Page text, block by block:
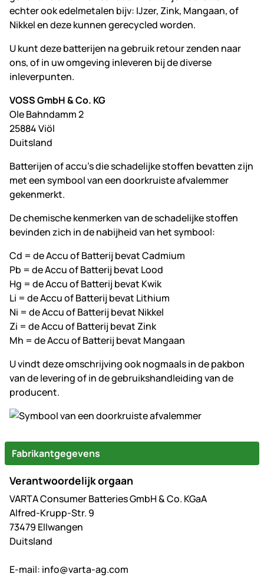
echter ook edelmetalen bijv: IJzer, Zink, Mangaan, of
Nikkel en deze kunnen gerecycled worden.
U kunt deze batterijen na gebruik retour zenden naar
ons, of in uw omgeving inleveren bij de diverse
inleverpunten.
VOSS GmbH & Co. KG
Ole Bahndamm 2
25884 Viöl
Duitsland
Batterijen of accu's die schadelijke stoffen bevatten zijn
met een symbool van een doorkruiste afvalemmer
gekenmerkt.
De chemische kenmerken van de schadelijke stoffen
bevinden zich in de nabijheid van het symbool:
Cd = de Accu of Batterij bevat Cadmium
Pb = de Accu of Batterij bevat Lood
Hg = de Accu of Batterij bevat Kwik
Li = de Accu of Batterij bevat Lithium
Ni = de Accu of Batterij bevat Nikkel
Zi = de Accu of Batterij bevat Zink
Mh = de Accu of Batterij bevat Mangaan
U vindt deze omschrijving ook nogmaals in de pakbon
van de levering of in de gebruikshandleiding van de
producent.
Fabrikantgegevens
Verantwoordelijk orgaan
VARTA Consumer Batteries GmbH & Co. KGaA
Alfred-Krupp-Str. 9
73479 Ellwangen
Duitsland
E-mail: info@varta-ag.com